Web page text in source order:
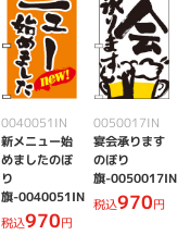
0040051IN
新メニュー始
めましたのぼ
り
旗-0040051IN
税込970円
0050017IN
宴会承ります
のぼり
旗-0050017IN
税込970円